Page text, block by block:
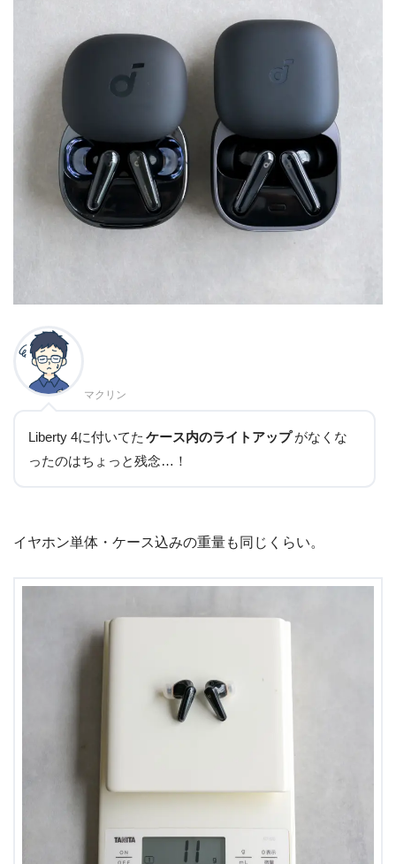
マクリン
Liberty 4に付いてた ケース内のライトアップ がなくな
ったのはちょっと残念…！
イヤホン単体・ケース込みの重量も同じくらい。